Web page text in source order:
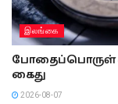
இலங்கை
போதைப்பொருள்
கைது
2026-08-07